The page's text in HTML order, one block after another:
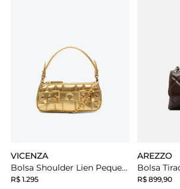
VICENZA
Bolsa Shoulder Lien Pequena Dourada
R$ 1.295
AREZZO
R$ 899,90